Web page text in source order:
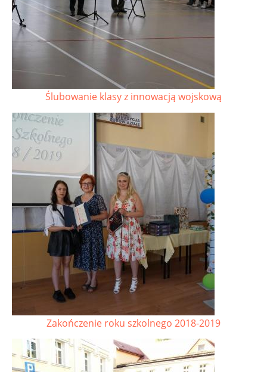
Ślubowanie klasy z innowacją wojskową
Zakończenie roku szkolnego 2018-2019